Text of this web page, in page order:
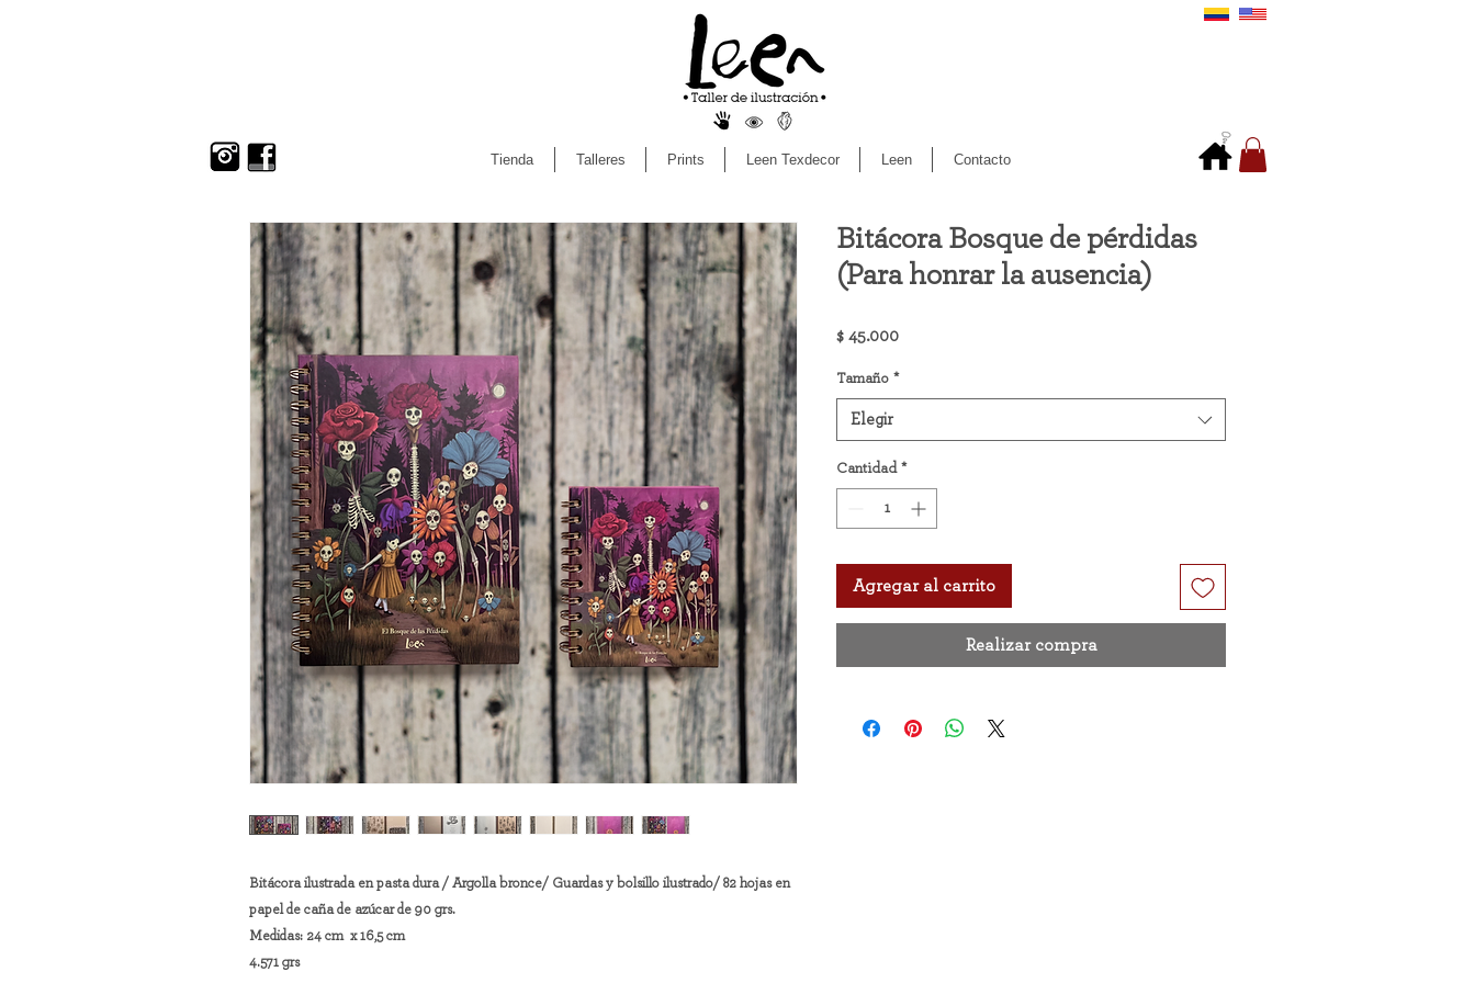
Tienda Talleres Prints Leen Texdecor Leen Contacto
Bitácora ilustrada en pasta dura / Argolla bronce/ Guardas y bolsillo ilustrado/ 82 hojas en
papel de caña de azúcar de 90 grs.
Medidas: 24 cm x 16,5 cm
4.571 grs
Bitácora Bosque de pérdidas
(Para honrar la ausencia)
$ 45.000Precio
Tamaño *
Elegir
Cantidad *
Agregar al carrito
Realizar compra